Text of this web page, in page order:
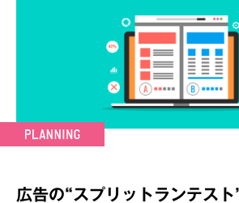
広告の“スプリットランテス